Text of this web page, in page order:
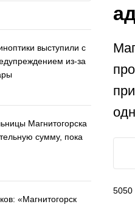
выступили с
из-за
Магнитогорска
сумму, пока
«Магнитогорск
5050